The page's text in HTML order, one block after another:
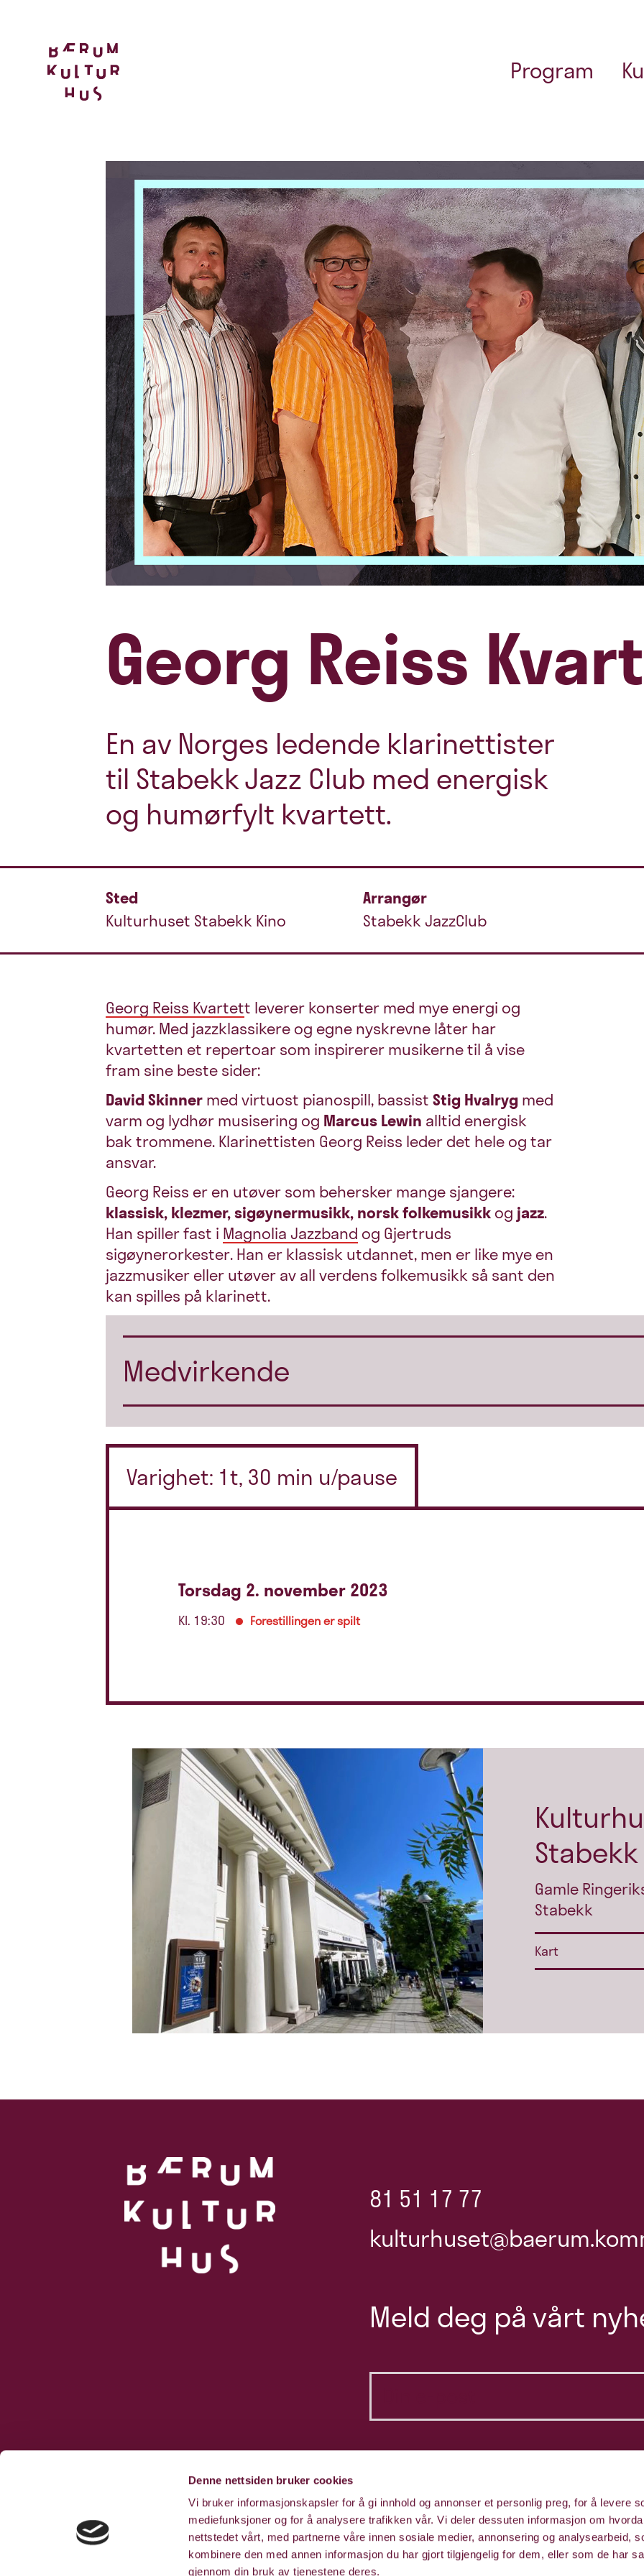
Denne nettsiden bruker cookies
Vi bruker informasjonskapsler for å gi innhold og annonser et personlig preg, for å levere
mediefunksjoner og for å analysere trafikken vår. Vi deler dessuten informasjon om
nettstedet vårt, med partnerne våre innen sosiale medier, annonsering og analysearbeid,
kombinere den med annen informasjon du har gjort tilgjengelig for dem, eller som de har
gjennom din bruk av tjenestene deres.
Program
Georg Reiss
En av Norges ledende klarinettister
til Stabekk Jazz Club med energisk
og humørfylt kvartett.
Sted
Kulturhuset Stabekk Kino
Arrangør
Stabekk JazzClub
Georg Reiss Kvartett leverer konserter med mye energi og
humør. Med jazzklassikere og egne nyskrevne låter har
kvartetten et repertoar som inspirerer musikerne til å vise
fram sine beste sider:
David Skinner med virtuost pianospill, bassist Stig Hvalryg med
varm og lydhør musisering og Marcus Lewin alltid energisk
bak trommene. Klarinettisten Georg Reiss leder det hele og tar
ansvar.
Georg Reiss er en utøver som behersker mange sjangere:
klassisk, klezmer, sigøynermusikk, norsk folkemusikkog jazz.
Han spiller fast i Magnolia Jazzband og Gjertruds
sigøynerorkester. Han er klassisk utdannet, men er like mye en
jazzmusiker eller utøver av all verdens folkemusikk så sant den
kan spilles på klarinett.
Medvirkende
Varighet: 1t, 30 min u/pause
Torsdag 2. november 2023
Kl. 19:30 Forestillingen er spilt
Stabekk
Gamle
Stabekk
Kart
81 51 17 77
Meld deg på vårt